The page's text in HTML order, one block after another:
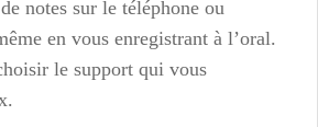
notes sur le téléphone ou
en vous enregistrant à l’oral.
le support qui vous